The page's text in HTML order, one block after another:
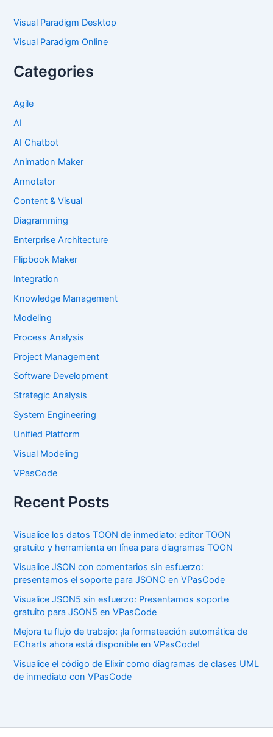
Visual Paradigm Desktop
Visual Paradigm Online
Categories
Agile
AI
AI Chatbot
Animation Maker
Annotator
Content & Visual
Diagramming
Enterprise Architecture
Flipbook Maker
Integration
Knowledge Management
Modeling
Process Analysis
Project Management
Software Development
Strategic Analysis
System Engineering
Unified Platform
Visual Modeling
VPasCode
Recent Posts
Visualice los datos TOON de inmediato: editor TOON
gratuito y herramienta en línea para diagramas TOON
Visualice JSON con comentarios sin esfuerzo:
presentamos el soporte para JSONC en VPasCode
Visualice JSON5 sin esfuerzo: Presentamos soporte
gratuito para JSON5 en VPasCode
Mejora tu flujo de trabajo: ¡la formateación automática de
ECharts ahora está disponible en VPasCode!
Visualice el código de Elixir como diagramas de clases UML
de inmediato con VPasCode